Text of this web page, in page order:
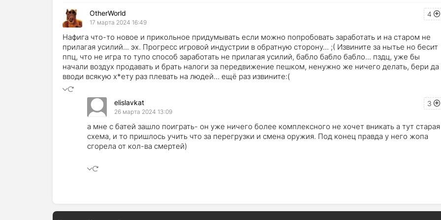
4
OtherWorld
17 марта 2024 16:49
Нафига что-то новое и прикольное придумывать если можно попробовать заработать и на старом не
прилагая усилий... эх. Прогресс игровой индустрии в обратную сторону... ;( Извините за нытье но бесит
ппц, что не игра то тупо способ заработать не прилагая усилий, бабло бабло бабло... пздц, уже бы
начали воздух продавать и брать налоги за передвижение пешком, ненужно же ничего делать, бери да
вводи всякую х*ету раз плевать на людей... ещё раз извините:(
3
elislavkat
26 марта 2024 13:09
а мне с батей зашло поиграть- он уже ничего более комплексного не хочет вникать а тут старая
схема, и то пришлось учить что за перегрузки и смена оружия. Под конец правда у него жопа
сгорела от кол-ва смертей)